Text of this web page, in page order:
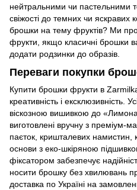
нейтральними чи пастельними
свіжості до темних чи яскравих
брошки на тему фруктів? Ми
фрукти, якщо класичні брошки
додати родзинки до образів.
Переваги покупки
Купити брошки фрукти в
креативність і ексклюзивність.
віскозною вишивкою до
виготовлені вручну з преміум-
паєток, кришталевих намистин,
основи з еко-шкіряною
фіксатором забезпечує
носити брошку без хвилювань
доставка по Україні на